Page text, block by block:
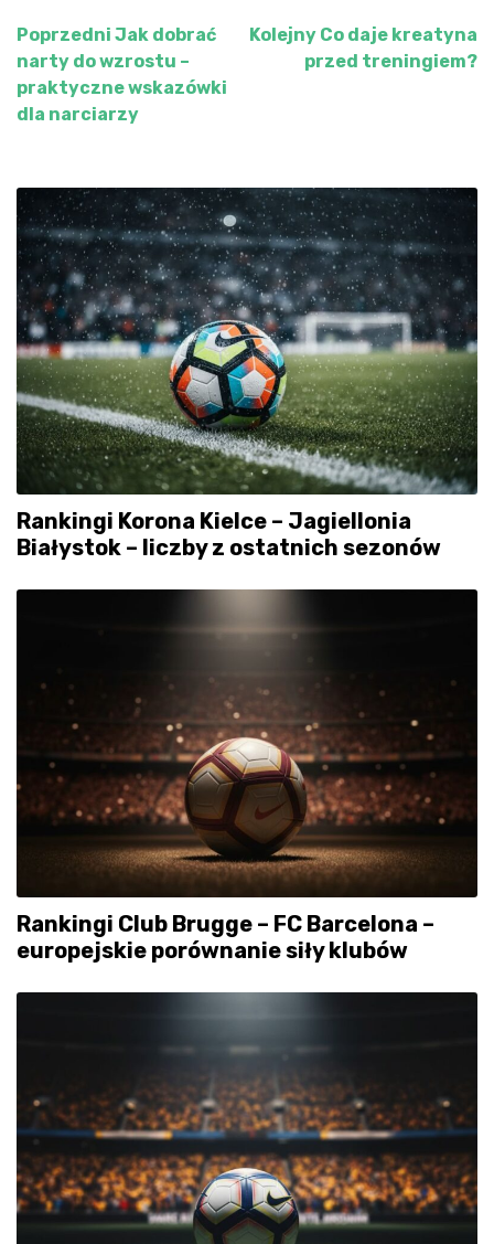
Nawigacja
wpisu
Poprzedni Jak dobrać
narty do wzrostu –
praktyczne wskazówki
dla narciarzy
Kolejny Co daje kreatyna
przed treningiem?
Rankingi Korona Kielce – Jagiellonia
Białystok – liczby z ostatnich sezonów
Rankingi Club Brugge – FC Barcelona –
europejskie porównanie siły klubów